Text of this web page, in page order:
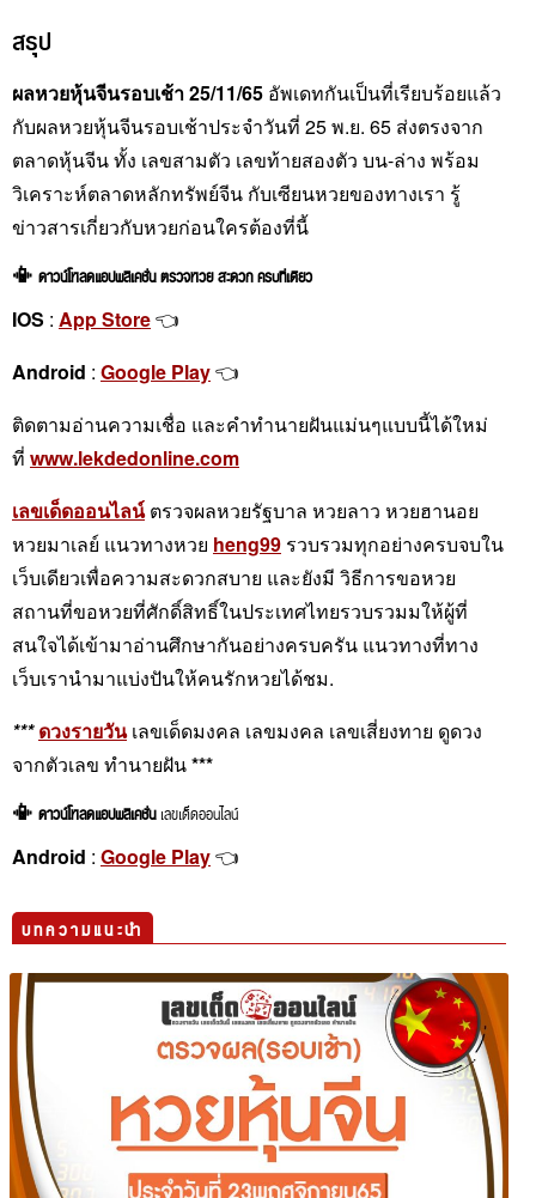
สรุป
ผลหวยหุ้นจีนรอบเช้า 25/11/65 อัพเดทกันเป็นที่เรียบร้อยแล้ว
กับผลหวยหุ้นจีนรอบเช้าประจำวันที่ 25 พ.ย. 65 ส่งตรงจาก
ตลาดหุ้นจีน ทั้ง เลขสามตัว เลขท้ายสองตัว บน-ล่าง พร้อม
วิเคราะห์ตลาดหลักทรัพย์จีน กับเซียนหวยของทางเรา รู้
ข่าวสารเกี่ยวกับหวยก่อนใครต้องที่นี้
📳 ดาวน์โหลดแอปพลิเคชั่น ตรวจหวย สะดวก ครบที่เดียว
IOS : App Store👈
Android : Google Play👈
ติดตามอ่านความเชื่อ และคำทำนายฝันแม่นๆแบบนี้ได้ใหม่
ที่ www.lekdedonline.com
เลขเด็ดออนไลน์ตรวจผลหวยรัฐบาล หวยลาว หวยฮานอย
หวยมาเลย์ แนวทางหวย heng99 รวบรวมทุกอย่างครบจบใน
เว็บเดียวเพื่อความสะดวกสบาย และยังมี วิธีการขอหวย
สถานที่ขอหวยที่ศักดิ์สิทธิ์ในประเทศไทยรวบรวมมให้ผู้ที่
สนใจได้เข้ามาอ่านศึกษากันอย่างครบครัน แนวทางที่ทาง
เว็บเรานำมาแบ่งปันให้คนรักหวยได้ชม.
*** ดวงรายวัน เลขเด็ดมงคล เลขมงคล เลขเสี่ยงทาย ดูดวง
จากตัวเลข ทำนายฝัน***
📳 ดาวน์โหลดแอปพลิเคชั่น เลขเด็ดออนไลน์
Android : Google Play👈
บทความแนะนำ